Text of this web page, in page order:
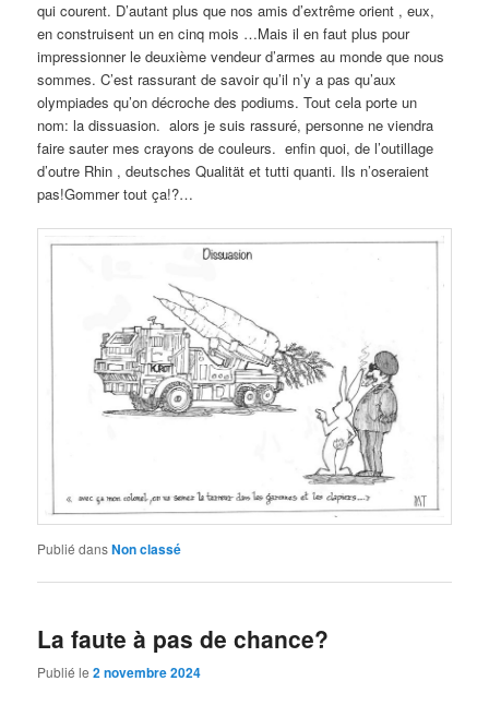
qui courent. D’autant plus que nos amis d’extrême orient , eux,
en construisent un en cinq mois …Mais il en faut plus pour
impressionner le deuxième vendeur d’armes au monde que nous
sommes. C’est rassurant de savoir qu’il n’y a pas qu’aux
olympiades qu’on décroche des podiums. Tout cela porte un
nom: la dissuasion. alors je suis rassuré, personne ne viendra
faire sauter mes crayons de couleurs. enfin quoi, de l’outillage
d’outre Rhin , deutsches Qualität et tutti quanti. Ils n’oseraient
pas!Gommer tout ça!?…
Publié dansNon classé
La faute à pas de chance?
Publié le2 novembre 2024